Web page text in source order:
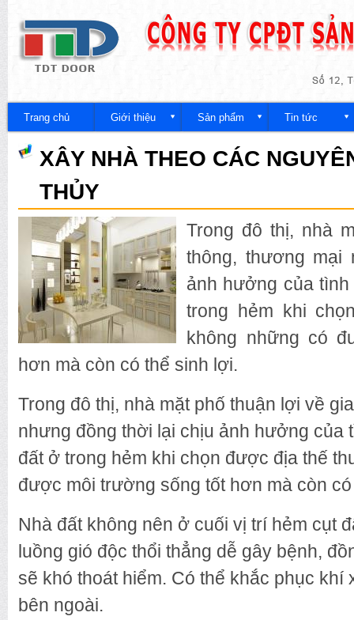
nội
Công
ty
Trang chủ Giới thiệu Sản phẩm Tin tức
XÂY NHÀ THEO CÁC
THỦY
Trong đô thị, nhà
thông, thương mại
ảnh hưởng của
trong hẻm khi
không những có
hơn mà còn có thể sinh lợi.
Trong đô thị, nhà mặt phố thuận lợi về
nhưng đồng thời lại chịu ảnh hưởng của
đất ở trong hẻm khi chọn được địa thế
được môi trường sống tốt hơn mà còn
Nhà đất không nên ở cuối vị trí hẻm cụt
luồng gió độc thổi thẳng dễ gây bệnh,
sẽ khó thoát hiểm. Có thể khắc phục khí
bên ngoài.